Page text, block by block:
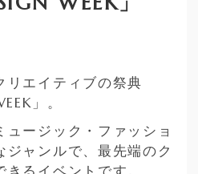
リエイティブの祭典
」。
ュージック・ファッショ
ジャンルで、最先端のク